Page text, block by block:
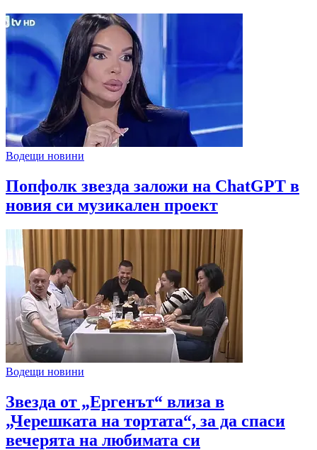
Водещи новини
Попфолк звезда заложи на ChatGPT в
новия си музикален проект
Водещи новини
Звезда от „Ергенът“ влиза в
„Черешката на тортата“, за да спаси
вечерята на любимата си